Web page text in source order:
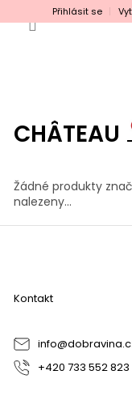
na
Přihlásit se
CHÂTEAU
Žádné produkty
nalezeny...
Z
Kontakt
info@
+420 733 552 823